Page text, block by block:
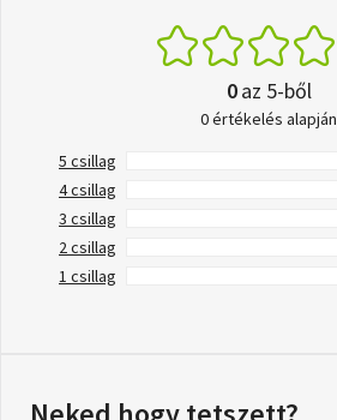
0az 5-ből
0 értékelés alapján
5 csillag
4 csillag
3 csillag
2 csillag
1 csillag